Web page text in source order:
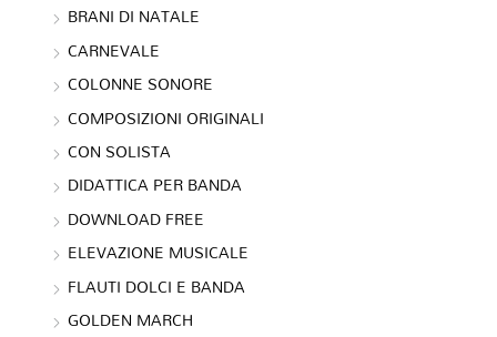
BRANI DI NATALE
CARNEVALE
COLONNE SONORE
COMPOSIZIONI ORIGINALI
CON SOLISTA
DIDATTICA PER BANDA
DOWNLOAD FREE
ELEVAZIONE MUSICALE
FLAUTI DOLCI E BANDA
GOLDEN MARCH